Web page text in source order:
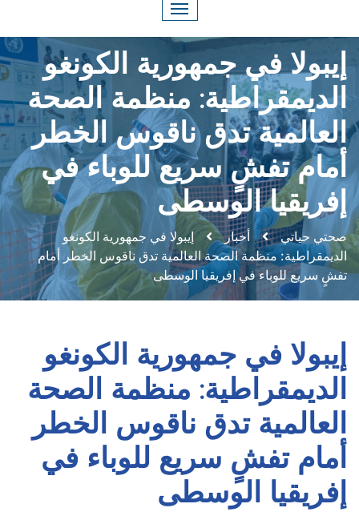
إيبولا في جمهورية الكونغو
الديمقراطية: منظمة الصحة
العالمية تدق ناقوس الخطر
أمام تفشٍ سريع للوباء في
إفريقيا الوسطى
صحتي حياتي أخبار
إيبولا في جمهورية الكونغو
الديمقراطية: منظمة الصحة العالمية تدق ناقوس الخطر أمام
تفشٍ سريع للوباء في إفريقيا الوسطى
إيبولا في جمهورية الكونغو
الديمقراطية: منظمة الصحة
العالمية تدق ناقوس الخطر
أمام تفشٍ سريع للوباء في
إفريقيا الوسطى